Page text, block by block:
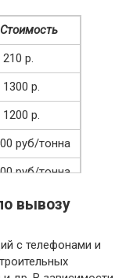
Стоимость
210 р.
1300 р.
1200 р.
руб/тонна
руб/тонна
вывозу
с телефонами и